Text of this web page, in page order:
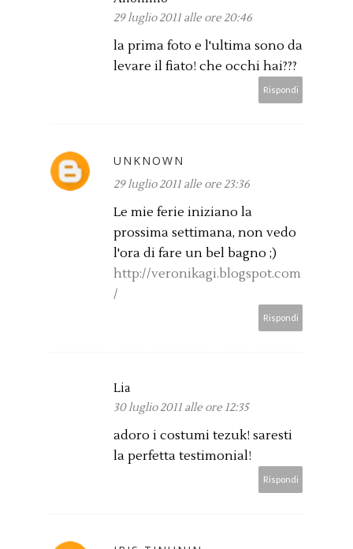
29 luglio 2011 alle ore 20:46
la prima foto e l'ultima sono da
levare il fiato! che occhi hai???
Rispondi
UNKNOWN
29 luglio 2011 alle ore 23:36
Le mie ferie iniziano la
prossima settimana, non vedo
l'ora di fare un bel bagno ;)
http://veronikagi.blogspot.com
/
Rispondi
Lia
30 luglio 2011 alle ore 12:35
adoro i costumi tezuk! saresti
la perfetta testimonial!
Rispondi